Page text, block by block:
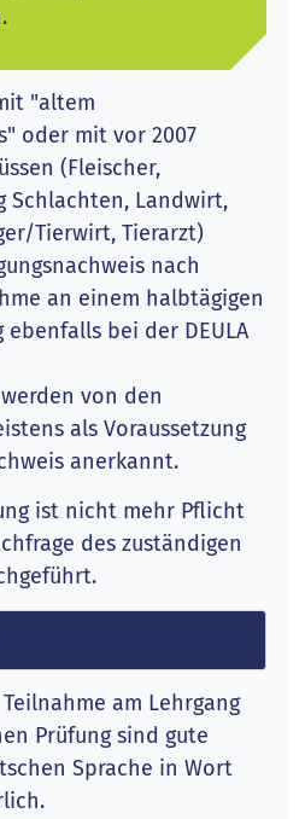
"altem
oder mit vor 2007
(Fleischer,
Schlachten, Landwirt,
Tierwirt, Tierarzt)
nach
an einem halbtägigen
ebenfalls bei der DEULA
von den
als Voraussetzung
anerkannt.
ist nicht mehr Pflicht
des zuständigen
am Lehrgang
Prüfung sind gute
Sprache in Wort